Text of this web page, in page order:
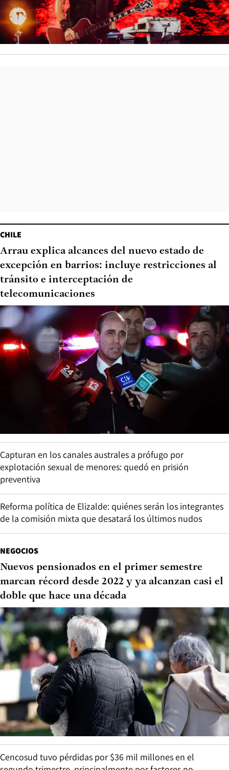
CHILE
Arrau explica alcances del nuevo estado de
excepción en barrios: incluye restricciones al
tránsito e interceptación de
telecomunicaciones
Capturan en los canales australes a prófugo por
explotación sexual de menores: quedó en prisión
preventiva
Reforma política de Elizalde: quiénes serán los integrantes
de la comisión mixta que desatará los últimos nudos
NEGOCIOS
Nuevos pensionados en el primer semestre
marcan récord desde 2022 y ya alcanzan casi el
doble que hace una década
Cencosud tuvo pérdidas por $36 mil millones en el